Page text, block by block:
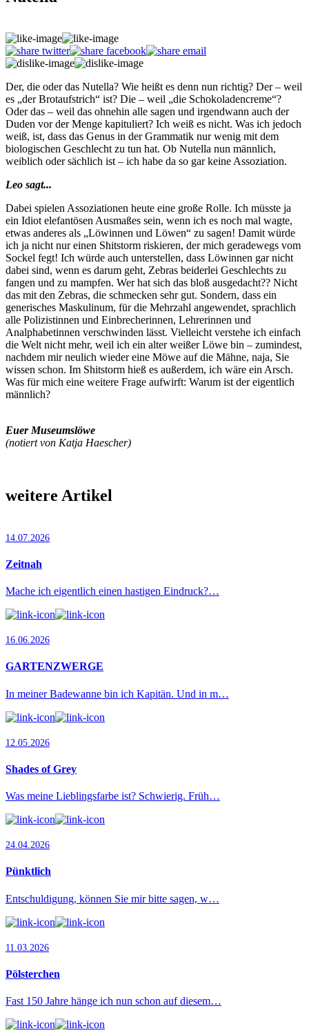
Der, die oder das Nutella? Wie heißt es denn nun richtig? Der – weil
es „der Brotaufstrich“ ist? Die – weil „die Schokoladencreme“?
Oder das – weil das ohnehin alle sagen und irgendwann auch der
Duden vor der Menge kapituliert? Ich weiß es nicht. Was ich jedoch
weiß, ist, dass das Genus in der Grammatik nur wenig mit dem
biologischen Geschlecht zu tun hat. Ob Nutella nun männlich,
weiblich oder sächlich ist – ich habe da so gar keine Assoziation.
Leo sagt...
Dabei spielen Assoziationen heute eine große Rolle. Ich müsste ja
ein Idiot elefantösen Ausmaßes sein, wenn ich es noch mal wagte,
etwas anderes als „Löwinnen und Löwen“ zu sagen! Damit würde
ich ja nicht nur einen Shitstorm riskieren, der mich geradewegs vom
Sockel fegt! Ich würde auch unterstellen, dass Löwinnen gar nicht
dabei sind, wenn es darum geht, Zebras beiderlei Geschlechts zu
fangen und zu mampfen. Wer hat sich das bloß ausgedacht?? Nicht
das mit den Zebras, die schmecken sehr gut. Sondern, dass ein
generisches Maskulinum, für die Mehrzahl angewendet, sprachlich
alle Polizistinnen und Einbrecherinnen, Lehrerinnen und
Analphabetinnen verschwinden lässt. Vielleicht verstehe ich einfach
die Welt nicht mehr, weil ich ein alter weißer Löwe bin – zumindest,
nachdem mir neulich wieder eine Möwe auf die Mähne, naja, Sie
wissen schon. Im Shitstorm hieß es außerdem, ich wäre ein Arsch.
Was für mich eine weitere Frage aufwirft: Warum ist der eigentlich
männlich?
Euer Museumslöwe
(notiert von Katja Haescher)
weitere Artikel
14.07.2026
Zeitnah
Mache ich eigentlich einen hastigen Eindruck?…
16.06.2026
GARTENZWERGE
In meiner Badewanne bin ich Kapitän. Und in m…
12.05.2026
Shades of Grey
Was meine Lieblingsfarbe ist? Schwierig. Früh…
24.04.2026
Pünktlich
Entschuldigung, können Sie mir bitte sagen, w…
11.03.2026
Pölsterchen
Fast 150 Jahre hänge ich nun schon auf diesem…